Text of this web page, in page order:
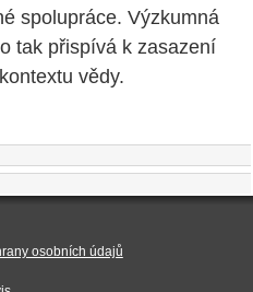
spolupráce. Výzkumná
tak přispívá k zasazení
vědy.
osobních údajů